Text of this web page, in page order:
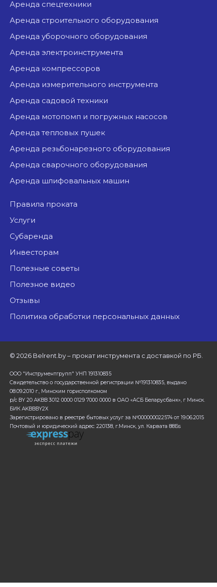
аренда спецтехники
аренда строительного оборудования
аренда уборочного оборудования
аренда электроинструмента
аренда компрессоров
аренда измерительного инструмента
аренда садовой техники
аренда мотопомп и погружных насосов
аренда тепловых пушек
аренда резьбонарезного оборудования
аренда сварочного оборудования
аренда шлифовальных машин
Правила проката
Услуги
Субаренда
Инвесторам
Полезные советы
Полезное видео
Отзывы
Политика обработки персональных данных
© 2026 Belrent.by – прокат инструмента с доставкой по РБ.
ООО "Инструментгрупп" УНП 191310835
Свидетельство о государственной регистрации №191310835, выдано
08.09.2010 г., Минским горисполкомом
р/с BY 20 AKBB 3012 0000 0129 7000 0000 в ОАО «АСБ Беларусбанк», г Минск.
БИК AKBBBY2X
Зарегистрировано в реестре бытовых услуг за №000000022574 от 19.06.2015
Почтовый и юридический адрес: 220138, г.Минск, ул. Карвата 88Бs